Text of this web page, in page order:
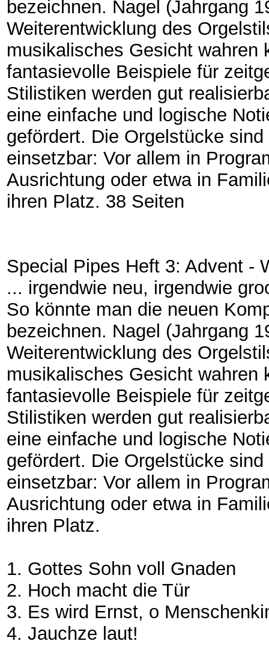
bezeichnen. Nagel (Jahrgang
Weiterentwicklung des
musikalisches Gesicht wahren
fantasievolle Beispiele für
Stilistiken werden gut
eine einfache und logische
gefördert. Die Orgelstücke
einsetzbar: Vor allem in
Ausrichtung oder etwa in
ihren Platz. 38 Seiten
Special Pipes Heft 3: Advent -
... irgendwie neu, irgendwie
So könnte man die neuen
bezeichnen. Nagel (Jahrgang
Weiterentwicklung des
musikalisches Gesicht wahren
fantasievolle Beispiele für
Stilistiken werden gut
eine einfache und logische
gefördert. Die Orgelstücke
einsetzbar: Vor allem in
Ausrichtung oder etwa in
ihren Platz.
1. Gottes Sohn voll Gnaden
2. Hoch macht die Tür
3. Es wird Ernst, o
4. Jauchze laut!